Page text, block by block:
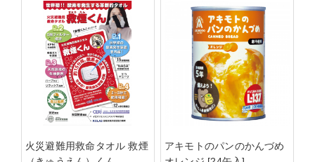
火災避難用救命タオル 救煙
アキモトのパンのかんづめ